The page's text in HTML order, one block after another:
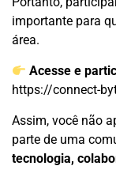
importante para
área.
Acesse e
https://connect-
Assim, você não
parte de uma
tecnologia,